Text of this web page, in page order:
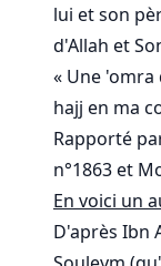
lui et son
d'Allah et
« Une
hajj en ma
Rapporté
n°1863 et
En voici un
D'après Ibn